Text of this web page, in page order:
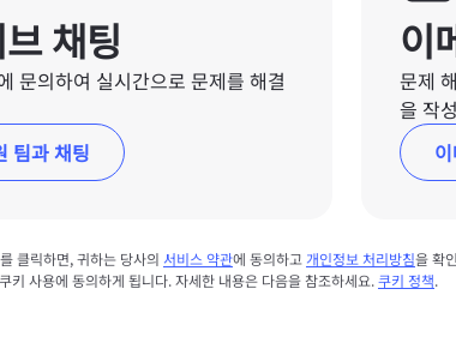
채팅
문의하여 실시간으로 문제를 해결
팀과 채팅
이
문제
을 작
클릭하면, 귀하는 당사의 서비스 약관에 동의하고 개인정보 처리방침을 확
키 사용에 동의하게 됩니다. 자세한 내용은 다음을 참조하세요.쿠키 정책.